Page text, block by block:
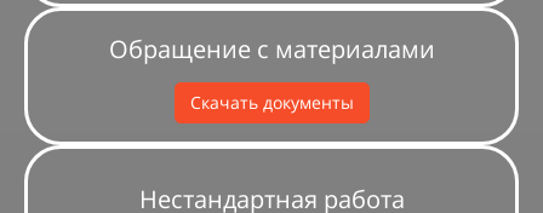
Обращение с материалами
Скачать документы
Нестандартная работа